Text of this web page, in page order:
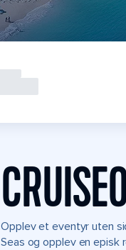
Opplev et eventyr uten
Seas og opplev en episk